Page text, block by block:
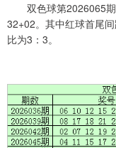
双色球第2026065期
32+02。其中红球首尾
比为3：3。